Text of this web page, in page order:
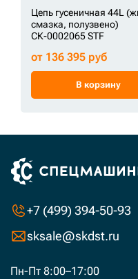
Цепь гусеничная 44L
смазка, полузвено)
СК-0002065 STF
от 136 395 руб
В корзину
+7 (499) 394-50-93
sksale@skdst.ru
Пн-Пт 8:00–17:00